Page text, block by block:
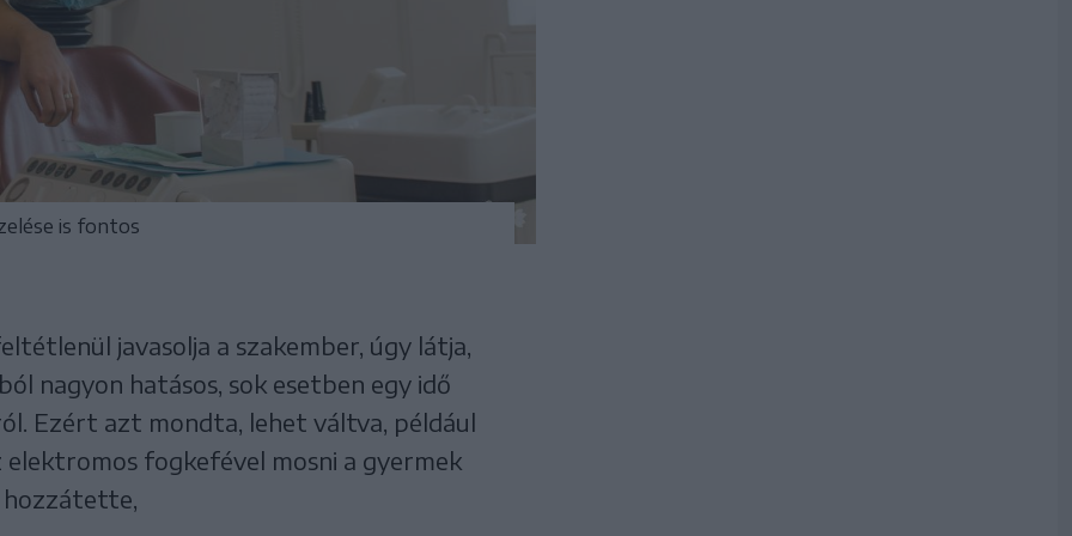
is fontos
javasolja a szakember, úgy látja,
nagyon hatásos, sok esetben egy idő
Ezért azt mondta, lehet váltva, például
elektromos fogkefével mosni a gyermek